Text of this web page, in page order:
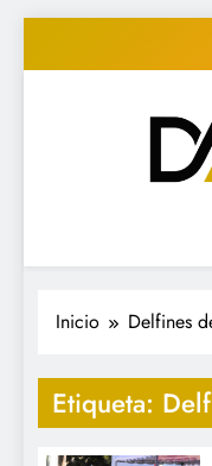
•
Inicio Delfines
Etiqueta: